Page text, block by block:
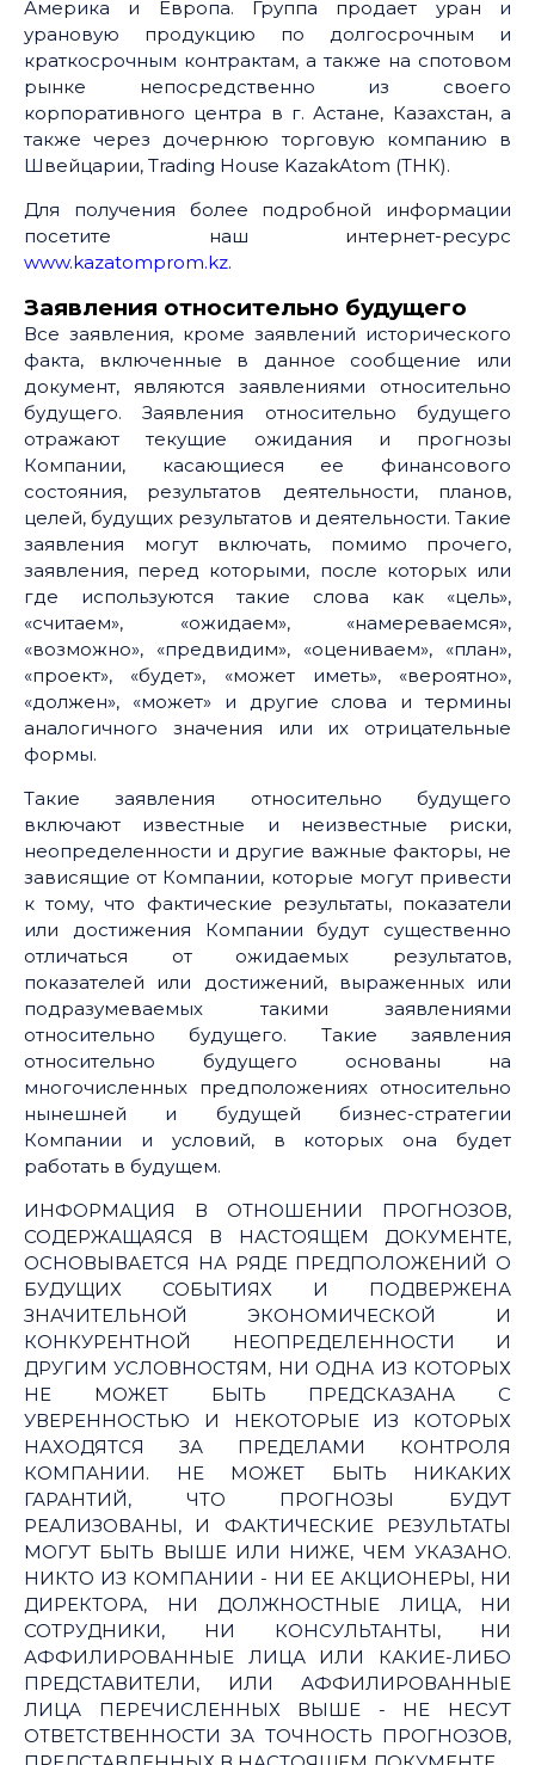
Америка и Европа. Группа продает уран и
урановую продукцию по долгосрочным и
краткосрочным контрактам, а также на спотовом
рынке непосредственно из своего
корпоративного центра в г. Астане, Казахстан, а
также через дочернюю торговую компанию в
Швейцарии, Trading House KazakAtom (ТНК).
Для получения более подробной информации
посетите наш интернет-ресурс
www.kazatomprom.kz.
Заявления относительно будущего
Все заявления, кроме заявлений исторического
факта, включенные в данное сообщение или
документ, являются заявлениями относительно
будущего. Заявления относительно будущего
отражают текущие ожидания и прогнозы
Компании, касающиеся ее финансового
состояния, результатов деятельности, планов,
целей, будущих результатов и деятельности. Такие
заявления могут включать, помимо прочего,
заявления, перед которыми, после которых или
где используются такие слова как «цель»,
«считаем», «ожидаем», «намереваемся»,
«возможно», «предвидим», «оцениваем», «план»,
«проект», «будет», «может иметь», «вероятно»,
«должен», «может» и другие слова и термины
аналогичного значения или их отрицательные
формы.
Такие заявления относительно будущего
включают известные и неизвестные риски,
неопределенности и другие важные факторы, не
зависящие от Компании, которые могут привести
к тому, что фактические результаты, показатели
или достижения Компании будут существенно
отличаться от ожидаемых результатов,
показателей или достижений, выраженных или
подразумеваемых такими заявлениями
относительно будущего. Такие заявления
относительно будущего основаны на
многочисленных предположениях относительно
нынешней и будущей бизнес-стратегии
Компании и условий, в которых она будет
работать в будущем.
ИНФОРМАЦИЯ В ОТНОШЕНИИ ПРОГНОЗОВ,
СОДЕРЖАЩАЯСЯ В НАСТОЯЩЕМ ДОКУМЕНТЕ,
ОСНОВЫВАЕТСЯ НА РЯДЕ ПРЕДПОЛОЖЕНИЙ О
БУДУЩИХ СОБЫТИЯХ И ПОДВЕРЖЕНА
ЗНАЧИТЕЛЬНОЙ ЭКОНОМИЧЕСКОЙ И
КОНКУРЕНТНОЙ НЕОПРЕДЕЛЕННОСТИ И
ДРУГИМ УСЛОВНОСТЯМ, НИ ОДНА ИЗ КОТОРЫХ
НЕ МОЖЕТ БЫТЬ ПРЕДСКАЗАНА С
УВЕРЕННОСТЬЮ И НЕКОТОРЫЕ ИЗ КОТОРЫХ
НАХОДЯТСЯ ЗА ПРЕДЕЛАМИ КОНТРОЛЯ
КОМПАНИИ. НЕ МОЖЕТ БЫТЬ НИКАКИХ
ГАРАНТИЙ, ЧТО ПРОГНОЗЫ БУДУТ
РЕАЛИЗОВАНЫ, И ФАКТИЧЕСКИЕ РЕЗУЛЬТАТЫ
МОГУТ БЫТЬ ВЫШЕ ИЛИ НИЖЕ, ЧЕМ УКАЗАНО.
НИКТО ИЗ КОМПАНИИ - НИ ЕЕ АКЦИОНЕРЫ, НИ
ДИРЕКТОРА, НИ ДОЛЖНОСТНЫЕ ЛИЦА, НИ
СОТРУДНИКИ, НИ КОНСУЛЬТАНТЫ, НИ
АФФИЛИРОВАННЫЕ ЛИЦА ИЛИ КАКИЕ-ЛИБО
ПРЕДСТАВИТЕЛИ, ИЛИ АФФИЛИРОВАННЫЕ
ЛИЦА ПЕРЕЧИСЛЕННЫХ ВЫШЕ - НЕ НЕСУТ
ОТВЕТСТВЕННОСТИ ЗА ТОЧНОСТЬ ПРОГНОЗОВ,